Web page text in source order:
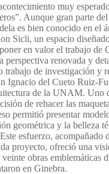
muy
Aunque gran parte
es bien conocido en el
Sicli, un espacio
en valor el trabajo de
perspectiva renovada y
trabajo de investigación y
Ignacio del Cueto Ruiz-
de la UNAM. Uno
de rehacer las
permitió presentar
geométrica y la belleza
esfuerzo, acompañado
proyecto, ofreció una
obras emblemáticas
en Ginebra.